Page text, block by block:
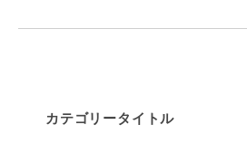
カテゴリータイトル